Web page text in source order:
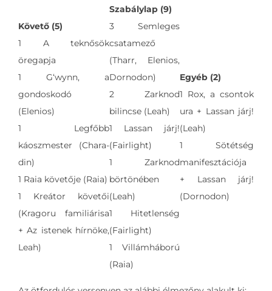
Követő (5)
1 A teknősök
öregapja
1 G‘wynn, a
gondoskodó
(Elenios)
1 Legfőbb
káoszmester (Chara-
din)
1 Raia követője (Raia)
1 Kreátor követői
(Kragoru familiárisa
+ Az istenek hírnöke,
Leah)
Szabálylap (9)
3 Semleges
csatamező
(Tharr, Elenios,
Dornodon)
2 Zarknod
bilincse (Leah)
1 Lassan járj!
(Fairlight)
1 Zarknod
börtönében
(Leah)
1 Hitetlenség
(Fairlight)
1 Villámháború
(Raia)
Egyéb (2)
1 Rox, a csontok
ura + Lassan járj!
(Leah)
1 Sötétség
manifesztációja
+ Lassan járj!
(Dornodon)